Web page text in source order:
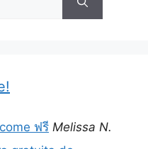
ฟรี Melissa N.